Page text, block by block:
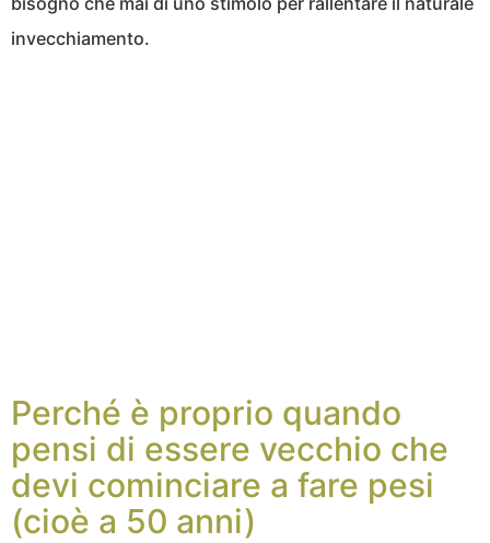
invecchiamento.
Perché è proprio quando
pensi di essere vecchio che
devi cominciare a fare pesi
(cioè a 50 anni)